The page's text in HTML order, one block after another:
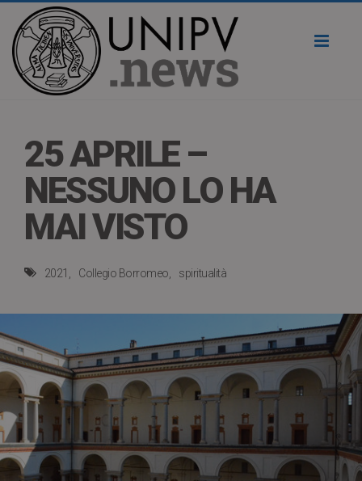
25 APRILE –
NESSUNO LO HA
MAI VISTO
2021 Collegio Borromeo spiritualità